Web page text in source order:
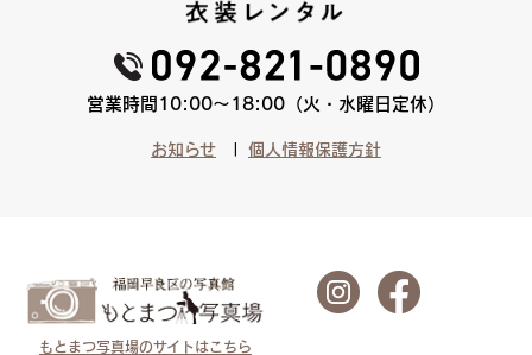
営業時間10:00〜18:00（火・水曜日定休）
お知らせ 個人情報保護方針
もとまつ写真場のサイトはこちら